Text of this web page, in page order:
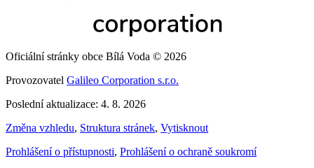
Oficiální stránky obce Bílá Voda © 2026
Provozovatel Galileo Corporation s.r.o.
Poslední aktualizace: 4. 8. 2026
Změna vzhledu, Struktura stránek, Vytisknout
Prohlášení o přístupnosti, Prohlášení o ochraně soukromí